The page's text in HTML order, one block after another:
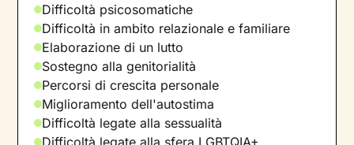
Difficoltà psicosomatiche
Difficoltà in ambito relazionale e familiare
Elaborazione di un lutto
Sostegno alla genitorialità
Percorsi di crescita personale
Miglioramento dell'autostima
Difficoltà legate alla sessualità
Difficoltà legate alla sfera LGBTQIA+